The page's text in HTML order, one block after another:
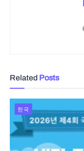
Related Posts
한국